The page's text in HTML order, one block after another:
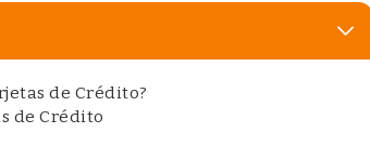
de Crédito?
de Crédito